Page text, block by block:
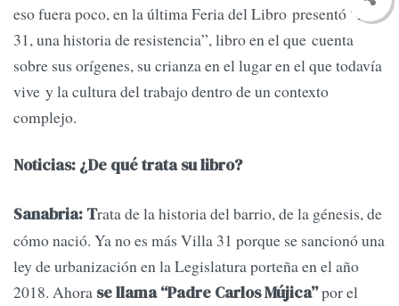
eso fuera poco, en la última Feria del Libro presentó “La
31, una historia de resistencia”, libro en el que cuenta
sobre sus orígenes, su crianza en el lugar en el que todavía
vive y la cultura del trabajo dentro de un contexto
complejo.
Noticias: ¿De qué trata su libro?
Sanabria: Trata de la historia del barrio, de la génesis, de
cómo nació. Ya no es más Villa 31 porque se sancionó una
ley de urbanización en la Legislatura porteña en el año
2018. Ahora se llama “Padre Carlos Mújica”por el